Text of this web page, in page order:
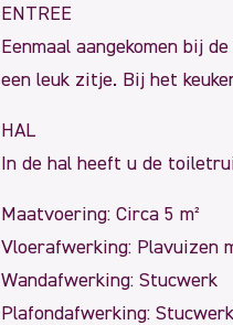
ENTREE
Eenmaal aangekomen bij
een leuk zitje. Bij het
HAL
In de hal heeft u de
Maatvoering: Circa 5 m²
Vloerafwerking: Plavuizen
Wandafwerking: Stucwerk
Plafondafwerking: Stucwerk